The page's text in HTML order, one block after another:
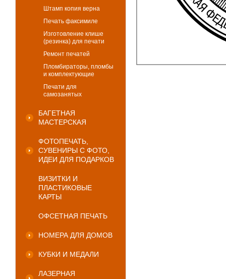
Штамп копия верна
Печать факсимиле
Изготовление клише
(резинка) для печати
Ремонт печатей
Пломбираторы, пломбы
и комплектующие
Печати для
самозанятых
БАГЕТНАЯ
МАСТЕРСКАЯ
ФОТОПЕЧАТЬ,
СУВЕНИРЫ С ФОТО,
ИДЕИ ДЛЯ ПОДАРКОВ
ВИЗИТКИ И
ПЛАСТИКОВЫЕ
КАРТЫ
ОФСЕТНАЯ ПЕЧАТЬ
НОМЕРА ДЛЯ ДОМОВ
КУБКИ И МЕДАЛИ
ЛАЗЕРНАЯ